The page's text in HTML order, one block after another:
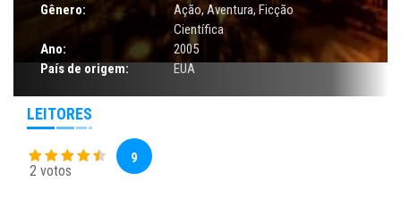
Gênero:
Ação,Aventura, Ficção
Científica
Ano:
2005
País de origem:
EUA
LEITORES
2 votos
9